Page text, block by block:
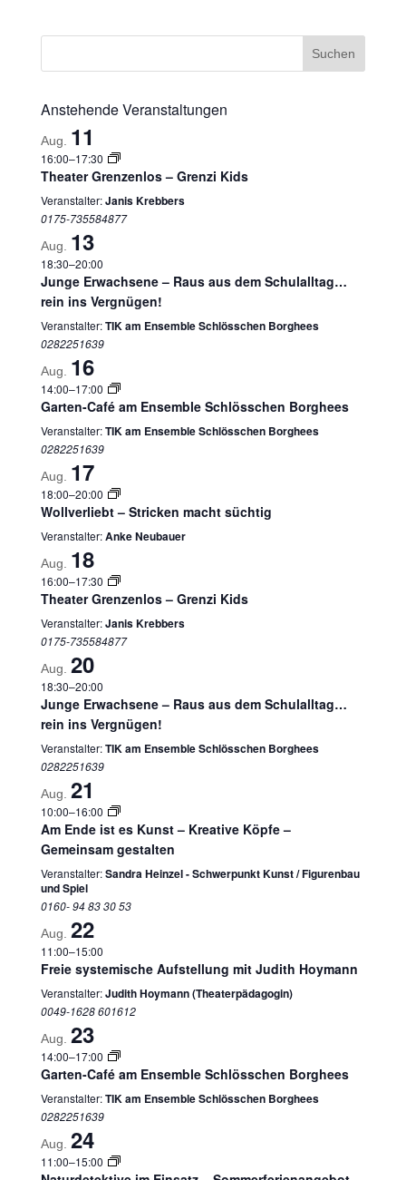
Anstehende Veranstaltungen
Aug. 11
16:00–17:30
Theater Grenzenlos – Grenzi Kids
Veranstalter:Janis Krebbers
0175-735584877
Aug. 13
18:30–20:00
Junge Erwachsene – Raus aus dem Schulalltag…
rein ins Vergnügen!
Veranstalter:TIK am Ensemble Schlösschen Borghees
0282251639
Aug. 16
14:00–17:00
Garten-Café am Ensemble Schlösschen Borghees
Veranstalter:TIK am Ensemble Schlösschen Borghees
0282251639
Aug. 17
18:00–20:00
Wollverliebt – Stricken macht süchtig
Veranstalter:Anke Neubauer
Aug. 18
16:00–17:30
Theater Grenzenlos – Grenzi Kids
Veranstalter:Janis Krebbers
0175-735584877
Aug. 20
18:30–20:00
Junge Erwachsene – Raus aus dem Schulalltag…
rein ins Vergnügen!
Veranstalter:TIK am Ensemble Schlösschen Borghees
0282251639
Aug. 21
10:00–16:00
Am Ende ist es Kunst – Kreative Köpfe –
Gemeinsam gestalten
Veranstalter:Sandra Heinzel - Schwerpunkt Kunst / Figurenbau
und Spiel
0160- 94 83 30 53
Aug. 22
11:00–15:00
Freie systemische Aufstellung mit Judith Hoymann
Veranstalter:Judith Hoymann (Theaterpädagogin)
0049-1628 601612
Aug. 23
14:00–17:00
Garten-Café am Ensemble Schlösschen Borghees
Veranstalter:TIK am Ensemble Schlösschen Borghees
0282251639
Aug. 24
11:00–15:00